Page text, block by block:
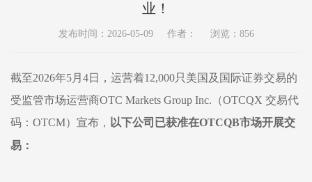
业！
发布时间：2026-05-09 作者： 浏览：856
截至2026年5月 4日，运营着12,000只美国及国际证券交易的
受监管市场运营商OTC Markets Group Inc.（OTCQX 交易代
码：OTCM）宣布， 以下公司已获准在OTCQB市场开展交
易：